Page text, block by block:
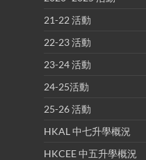
21-22 活動
22-23 活動
23-24 活動
24-25活動
25-26 活動
HKAL 中七升學概況
HKCEE 中五升學概況